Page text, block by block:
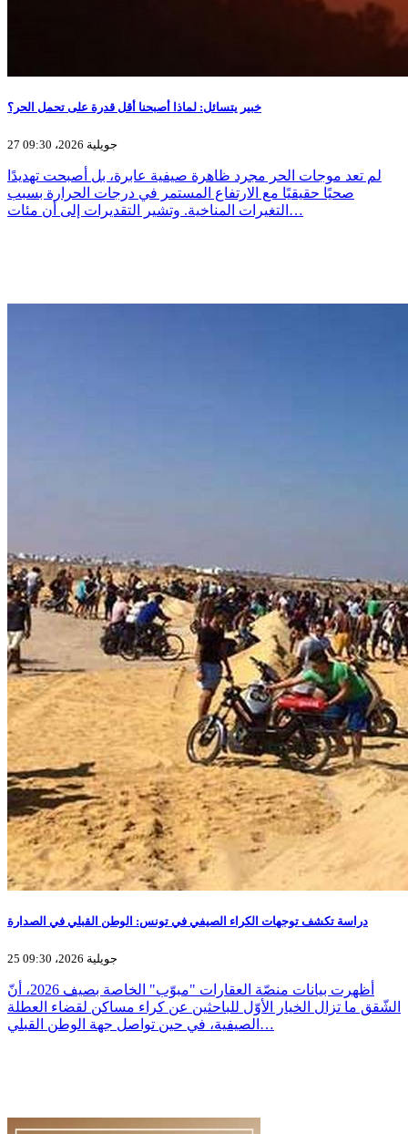
خبير يتسائل: لماذا أصبحنا أقل قدرة على تحمل الحر؟
27 جويلية 2026، 09:30
لم تعد موجات الحر مجرد ظاهرة صيفية عابرة، بل أصبحت تهديدًا
صحيًا حقيقيًا مع الارتفاع المستمر في درجات الحرارة بسبب
التغيرات المناخية. وتشير التقديرات إلى أن مئات…
دراسة تكشف توجهات الكراء الصيفي في تونس: الوطن القبلي في الصدارة
25 جويلية 2026، 09:30
أظهرت بيانات منصّة العقارات "مبوّب" الخاصة بصيف 2026، أنّ
الشّقق ما تزال الخيار الأوّل للباحثين عن كراء مساكن لقضاء العطلة
الصيفية، في حين تواصل جهة الوطن القبلي…